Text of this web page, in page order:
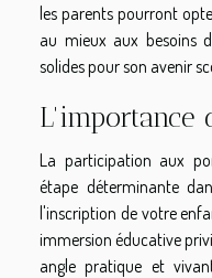
les parents pourront
au mieux aux besoins
solides pour son avenir
L'importance
La participation aux
étape déterminante
l'inscription de votre
immersion éducative
angle pratique et